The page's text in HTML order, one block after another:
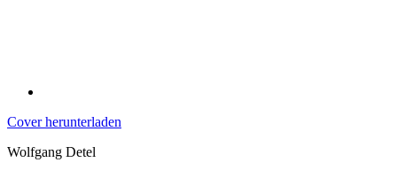
Cover herunterladen
Wolfgang Detel